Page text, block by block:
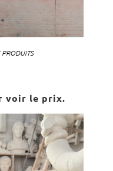
PRODUITS
voir le prix.